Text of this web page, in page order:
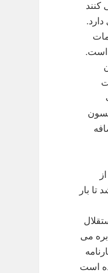
کنند
است.
بار
می
است